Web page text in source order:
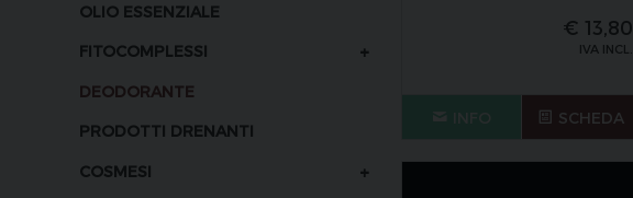
OLIO ESSENZIALE
FITOCOMPLESSI +
DEODORANTE
PRODOTTI DRENANTI
COSMESI +
€ 13,80
IVA INCL.
SCHEDA